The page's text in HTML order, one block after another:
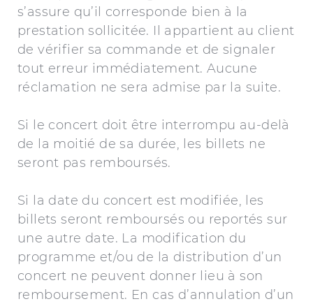
s’assure qu’il corresponde bien à la
prestation sollicitée. Il appartient au client
de vérifier sa commande et de signaler
tout erreur immédiatement. Aucune
réclamation ne sera admise par la suite.
Si le concert doit être interrompu au-delà
de la moitié de sa durée, les billets ne
seront pas remboursés.
Si la date du concert est modifiée, les
billets seront remboursés ou reportés sur
une autre date. La modification du
programme et/ou de la distribution d’un
concert ne peuvent donner lieu à son
remboursement. En cas d’annulation d’un